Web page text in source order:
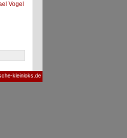
Vogel
kleinloks.de